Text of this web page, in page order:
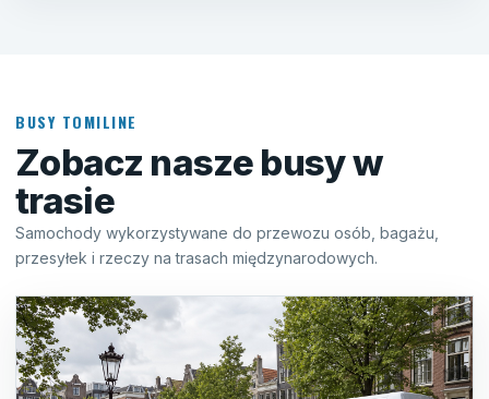
BUSY TOMILINE
Zobacz nasze busy w
trasie
Samochody wykorzystywane do przewozu osób, bagażu,
przesyłek i rzeczy na trasach międzynarodowych.